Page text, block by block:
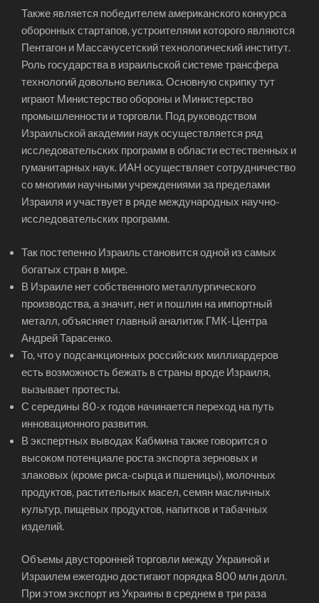
Также является победителем американского конкурса
оборонных стартапов, устроителями которого являются
Пентагон и Массачусетский технологический институт.
Роль государства в израильской системе трансфера
технологий довольно велика. Основную скрипку тут
играют Министерство обороны и Министерство
промышленности и торговли. Под руководством
Израильской академии наук осуществляется ряд
исследовательских программ в области естественных и
гуманитарных наук. ИАН осуществляет сотрудничество
со многими научными учреждениями за пределами
Израиля и участвует в ряде международных научно-
исследовательских программ.
Так постепенно Израиль становится одной из самых
богатых стран в мире.
В Израиле нет собственного металлургического
производства, а значит, нет и пошлин на импортный
металл, объясняет главный аналитик ГМК-Центра
Андрей Тарасенко.
То, что у подсанкционных российских миллиардеров
есть возможность бежать в страны вроде Израиля,
вызывает протесты.
С середины 80-х годов начинается переход на путь
инновационного развития.
В экспертных выводах Кабмина также говорится о
высоком потенциале роста экспорта зерновых и
злаковых (кроме риса-сырца и пшеницы), молочных
продуктов, растительных масел, семян масличных
культур, пищевых продуктов, напитков и табачных
изделий.
Объемы двусторонней торговли между Украиной и
Израилем ежегодно достигают порядка 800 млн долл.
При этом экспорт из Украины в среднем в три раза